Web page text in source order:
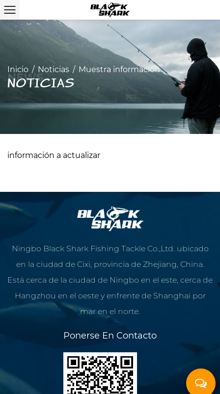
Inicio / Noticias / Muestra información
NOTICIAS
información a actualizar
Ningbo Black Shark Fishing Tackle Co.,Ltd. ubicado
en la ciudad de Cixi, provincia de Zhejiang, China.
Está cerca de la ciudad de Ningbo en el este, cerca de
Hangzhou en el oeste y enfrente de Shanghai por
mar en el norte.
Ponerse En Contacto